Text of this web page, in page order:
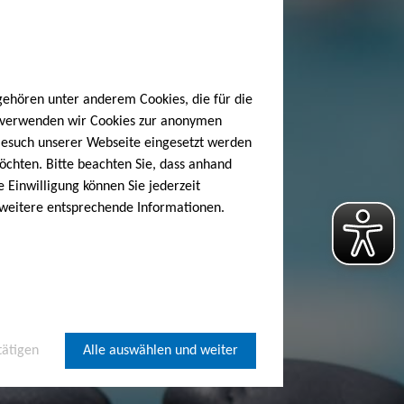
unter anderem Cookies, die für die
wir Cookies zur anonymen
unserer Webseite eingesetzt werden
Bitte beachten Sie, dass anhand
Einwilligung können Sie jederzeit
entsprechende Informationen.
Alle auswählen und weiter